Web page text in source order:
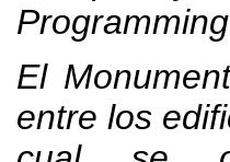
El
entre los